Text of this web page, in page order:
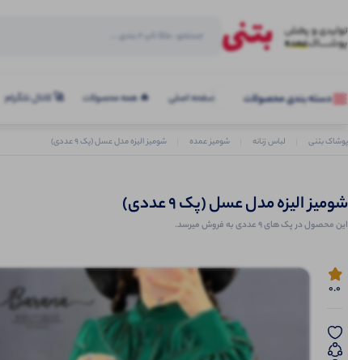
دسته بندی محصولات صفحه اصلی 🔥 همه محصولات 🚀 کانال تلگرام
پوشاک بتنی لباس زنانه شومیز عمده شومیز الیزه مدل عسل (پک 9 عددی)
شومیز الیزه مدل عسل (پک 9 عددی)
این محصول در پک های 9 عددی به فروش میرسد.
0.0